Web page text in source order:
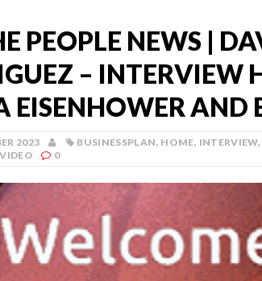
PEOPLE NEWS |
– INTERVIEW
EISENHOWER AND
2023 BUSINESSPLAN, HOME, INTERVIEW,
VIDEO 0